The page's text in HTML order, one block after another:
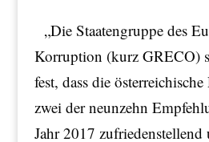
„Die Staatengruppe des
Korruption (kurz GRECO)
fest, dass die
zwei der neunzehn
Jahr 2017 zufriedenstellend